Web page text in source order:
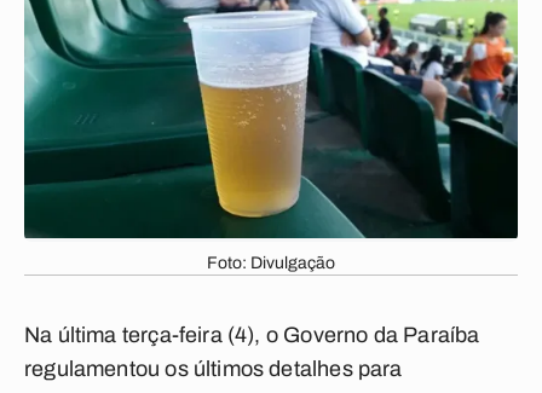
Foto: Divulgação
Na última terça-feira (4), o Governo da Paraíba
regulamentou os últimos detalhes para